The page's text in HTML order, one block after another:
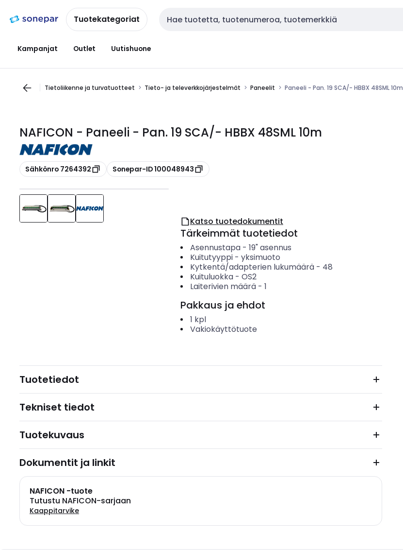
navigointiinsisältöönTuotekategoriat Haku
Kampanjat Outlet Uutishuone
Tietoliikenne ja turvatuotteet Tieto- ja televerkkojärjestelmät Paneelit Paneeli - Pan. 19 SCA/- HBBX 48SML 10m
NAFICON - Paneeli - Pan. 19 SCA/- HBBX 48SML 10m
Kopioi
Sähkönro 7264392 Kopioi
Sonepar-ID 100048943
Katso tuotedokumentit
Tärkeimmät tuotetiedot
Asennustapa- 19" asennus
Kuitutyyppi- yksimuoto
Kytkentä/adapterien lukumäärä- 48
Kuituluokka- OS2
Laiterivien määrä- 1
Pakkaus ja ehdot
1 kpl
Vakiokäyttötuote
Tuotetiedot
Tekniset tiedot
Tuotekuvaus
Dokumentit ja linkit
NAFICON -tuote
Tutustu NAFICON-sarjaan
Kaappitarvike